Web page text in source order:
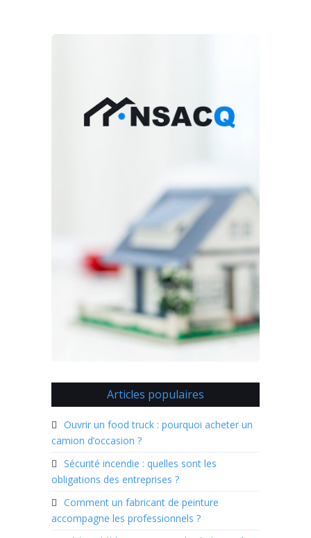
Articles populaires
Ouvrir un food truck : pourquoi acheter un
camion d’occasion ?
Sécurité incendie : quelles sont les
obligations des entreprises ?
Comment un fabricant de peinture
accompagne les professionnels ?